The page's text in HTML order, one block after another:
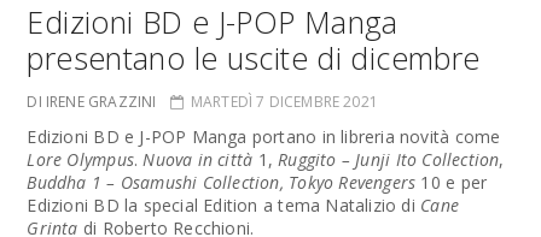
Edizioni BD e J-POP Manga
presentano le uscite di dicembre
DI IRENE GRAZZINI MARTEDÌ 7 DICEMBRE 2021
Edizioni BD e J-POP Manga portano in libreria novità come
Lore Olympus.Nuova in città 1,Ruggito – Junji Ito Collection,
Buddha 1 – Osamushi Collection, Tokyo Revengers 10 e per
Edizioni BD la special Edition a tema Natalizio di Cane
Grinta di Roberto Recchioni.